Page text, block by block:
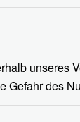
Gefahr des